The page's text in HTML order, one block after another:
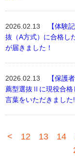
2026.02.13
【体験
抜（A方式）に合格し
が届きました！
2026.02.13
【保護
薦型選抜Ⅱに現役合格
言葉をいただきました!
< 12 13 14